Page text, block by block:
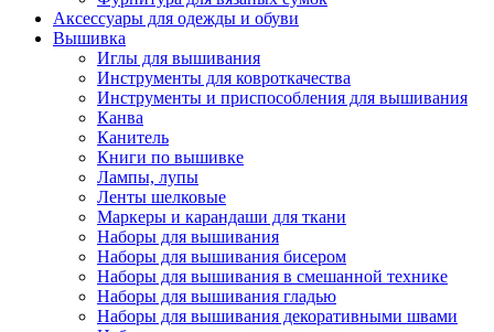
Аксессуары для одежды и обуви
Вышивка
Иглы для вышивания
Инструменты для ковроткачества
Инструменты и приспособления для вышивания
Канва
Канитель
Книги по вышивке
Лампы, лупы
Ленты шелковые
Маркеры и карандаши для ткани
Наборы для вышивания
Наборы для вышивания бисером
Наборы для вышивания в смешанной технике
Наборы для вышивания гладью
Наборы для вышивания декоративными швами